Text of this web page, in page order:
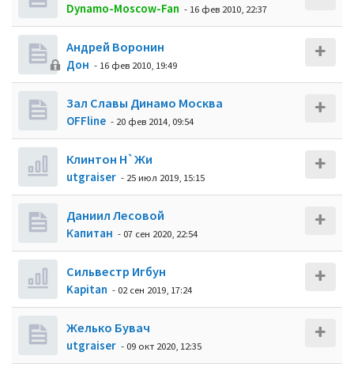
Dynamo-Moscow-Fan - 16 фев 2010, 22:37
Андрей Воронин
Дон - 16 фев 2010, 19:49
Зал Славы Динамо Москва
OFFline - 20 фев 2014, 09:54
Клинтон Н`Жи
utgraiser - 25 июл 2019, 15:15
Даниил Лесовой
Кaпитaн - 07 сен 2020, 22:54
Сильвестр Игбун
Kapitan - 02 сен 2019, 17:24
Желько Бувач
utgraiser - 09 окт 2020, 12:35